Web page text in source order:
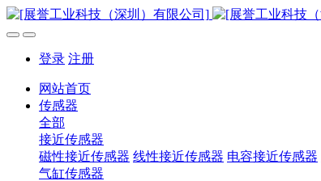
登录 注册
网站首页
传感器
全部
接近传感器
磁性接近传感器 线性接近传感器 电容接近传感器
气缸传感器